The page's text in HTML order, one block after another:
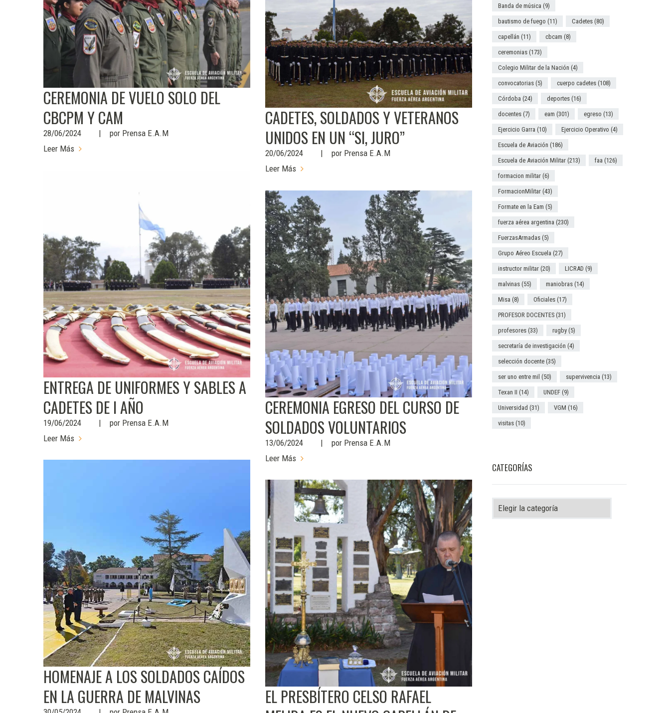
CEREMONIA DE VUELO SOLO DEL
CBCPM Y CAM
28/06/2024 por Prensa E.A.M
Leer Más
CADETES, SOLDADOS Y VETERANOS
UNIDOS EN UN “SI, JURO”
20/06/2024 por Prensa E.A.M
Leer Más
ENTREGA DE UNIFORMES Y SABLES A
CADETES DE I AÑO
19/06/2024 por Prensa E.A.M
Leer Más
CEREMONIA EGRESO DEL CURSO DE
SOLDADOS VOLUNTARIOS
13/06/2024 por Prensa E.A.M
Leer Más
HOMENAJE A LOS SOLDADOS CAÍDOS
EN LA GUERRA DE MALVINAS
EL PRESBÍTERO CELSO RAFAEL
Banda de música (9)
bautismo de fuego (11) Cadetes(80)
capellán (11) cbcam (8)
ceremonias(173)
Colegio Militar de la Nación (4)
convocatorias(5) cuerpo cadetes(108)
Córdoba (24) deportes(16)
docentes(7) eam (301) egreso (13)
Ejercicio Garra (10) Ejercicio Operativo (4)
Escuela de Aviación (186)
Escuela de Aviación Militar(213) faa (126)
formacion militar(6)
FormacionMilitar(43)
Formate en la Eam (5)
fuerza aérea argentina (230)
FuerzasArmadas(5)
Grupo Aéreo Escuela (27)
instructor militar(20) LICRAD (9)
malvinas(55) maniobras(14)
Misa (8) Oficiales(17)
PROFESOR DOCENTES(31)
profesores(33) rugby(5)
secretaría de investigación (4)
selección docente(35)
ser uno entre mil (50) supervivencia (13)
Texan II (14) UNDEF(9)
Universidad (31) VGM (16)
visitas(10)
CATEGORÍAS
Categorías